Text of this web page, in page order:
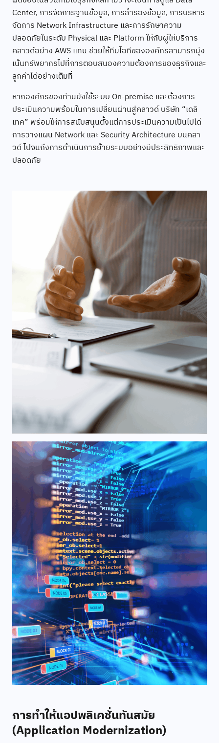
Center, การจัดการฐานข้อมูล, การสำรองข้อมูล, การบริหาร
จัดการ Network Infrastructure และการรักษาความ
ปลอดภัยในระดับ Physical และ Platform ให้กับผู้ให้บริการ
คลาวด์อย่าง AWS แทน ช่วยให้ทีมไอทีขององค์กรสามารถมุ่ง
เน้นทรัพยากรไปที่การตอบสนองความต้องการของธุรกิจและ
ลูกค้าได้อย่างเต็มที่
หากองค์กรของท่านยังใช้ระบบ On-premise และต้องการ
ประเมินความพร้อมในการเปลี่ยนผ่านสู่คลาวด์ บริษัท “เดลิ
เทค” พร้อมให้การสนับสนุนตั้งแต่การประเมินความเป็นไปได้
การวางแผน Network และ Security Architecture บนคลา
วด์ ไปจนถึงการดำเนินการย้ายระบบอย่างมีประสิทธิภาพและ
ปลอดภัย
การทำให้แอปพลิเคชั่นทันสมัย
(Application Modernization)